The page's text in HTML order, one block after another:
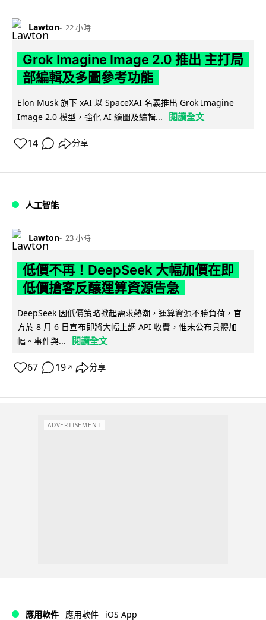
Lawton 22 小時
Grok Imagine Image 2.0 推出 主打局
部編輯及多圖參考功能
Elon Musk 旗下 xAI 以 SpaceXAI 名義推出 Grok Imagine
Image 2.0 模型，強化 AI 繪圖及編輯...
閱讀全文
14 分享
人工智能
Lawton 23 小時
低價不再！DeepSeek 大幅加價在即
低價搶客反釀運算資源告急
DeepSeek 因低價策略掀起需求熱潮，運算資源不勝負荷，官
方於 8 月 6 日宣布即將大幅上調 API 收費，惟未公布具體加
幅。事件與...
閱讀全文
67 19 ↗ 分享
ADVERTISEMENT
應用軟件 應用軟件 iOS App